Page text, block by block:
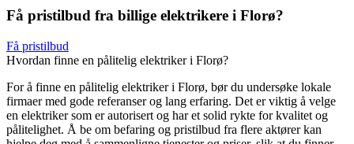
Få pristilbud fra billige elektrikere i Florø?
Få pristilbud
Hvordan finne en pålitelig elektriker i Florø?
For å finne en pålitelig elektriker i Florø, bør du undersøke lokale
firmaer med gode referanser og lang erfaring. Det er viktig å velge
en elektriker som er autorisert og har et solid rykte for kvalitet og
pålitelighet. Å be om befaring og pristilbud fra flere aktører kan